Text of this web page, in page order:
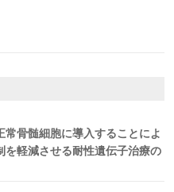
骨髄細胞に導入することによ
を軽減させる耐性遺伝子治療の